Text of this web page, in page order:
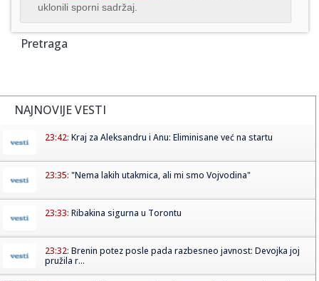
uklonili sporni sadržaj.
Pretraga
NAJNOVIJE VESTI
23:42: Kraj za Aleksandru i Anu: Eliminisane već na startu
23:35: "Nema lakih utakmica, ali mi smo Vojvodina"
23:33: Ribakina sigurna u Torontu
23:32: Brenin potez posle pada razbesneo javnost: Devojka joj
pružila r...